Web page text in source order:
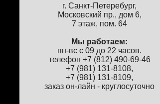
г. Санкт-Петеребург,
Московский пр., дом 6,
7 этаж, пом. 64
Мы работаем:
пн-вс с 09 до 22 часов.
телефон +7 (812) 490-69-46
+7 (981) 131-8108,
+7 (981) 131-8109,
заказ он-лайн - круглосуточно